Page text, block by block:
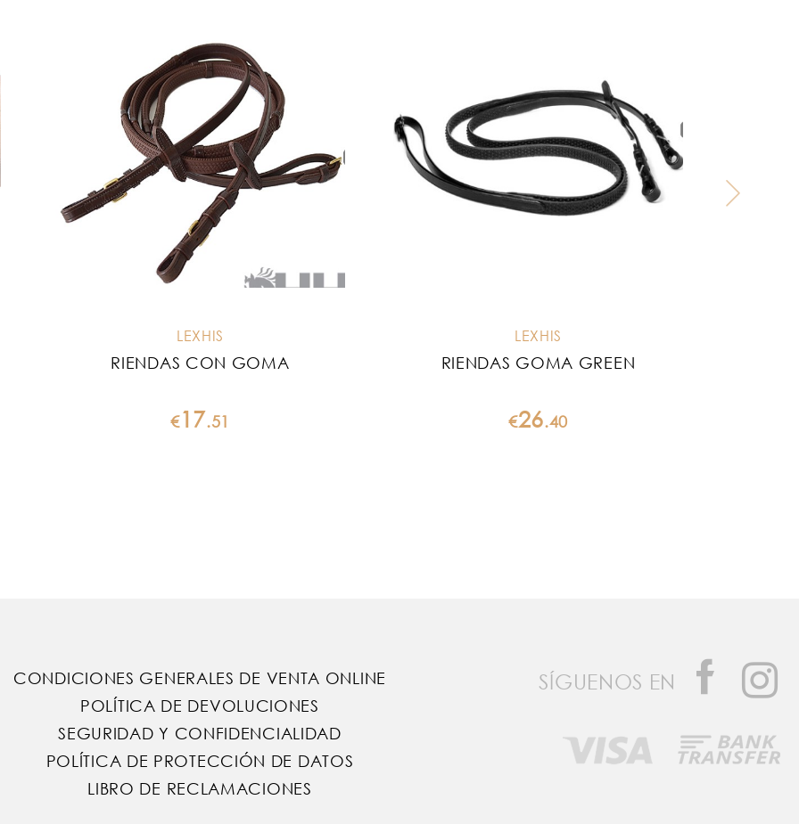
LEXHIS
RIENDAS CON GOMA
€17.51
LEXHIS
RIENDAS GOMA GREEN
€26.40
CONDICIONES GENERALES DE VENTA ONLINE
POLÍTICA DE DEVOLUCIONES
SEGURIDAD Y CONFIDENCIALIDAD
POLÍTICA DE PROTECCIÓN DE DATOS
LIBRO DE RECLAMACIONES
SÍGUENOS EN